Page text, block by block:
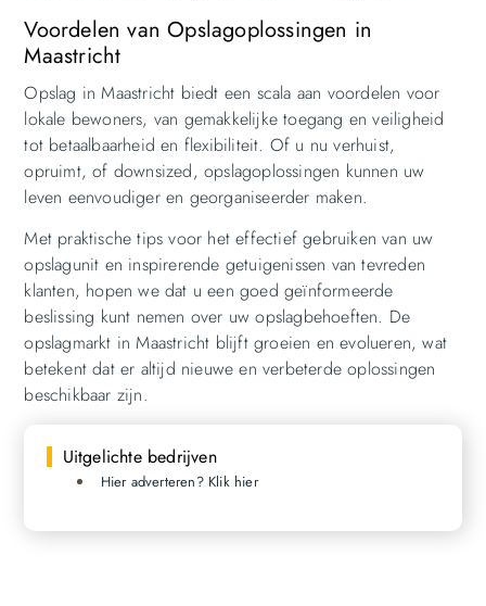
Voordelen van Opslagoplossingen in
Maastricht
Opslag in Maastricht biedt een scala aan voordelen voor
lokale bewoners, van gemakkelijke toegang en veiligheid
tot betaalbaarheid en flexibiliteit. Of u nu verhuist,
opruimt, of downsized, opslagoplossingen kunnen uw
leven eenvoudiger en georganiseerder maken.
Met praktische tips voor het effectief gebruiken van uw
opslagunit en inspirerende getuigenissen van tevreden
klanten, hopen we dat u een goed geïnformeerde
beslissing kunt nemen over uw opslagbehoeften. De
opslagmarkt in Maastricht blijft groeien en evolueren, wat
betekent dat er altijd nieuwe en verbeterde oplossingen
beschikbaar zijn.
Uitgelichte bedrijven
Hier adverteren? Klik hier